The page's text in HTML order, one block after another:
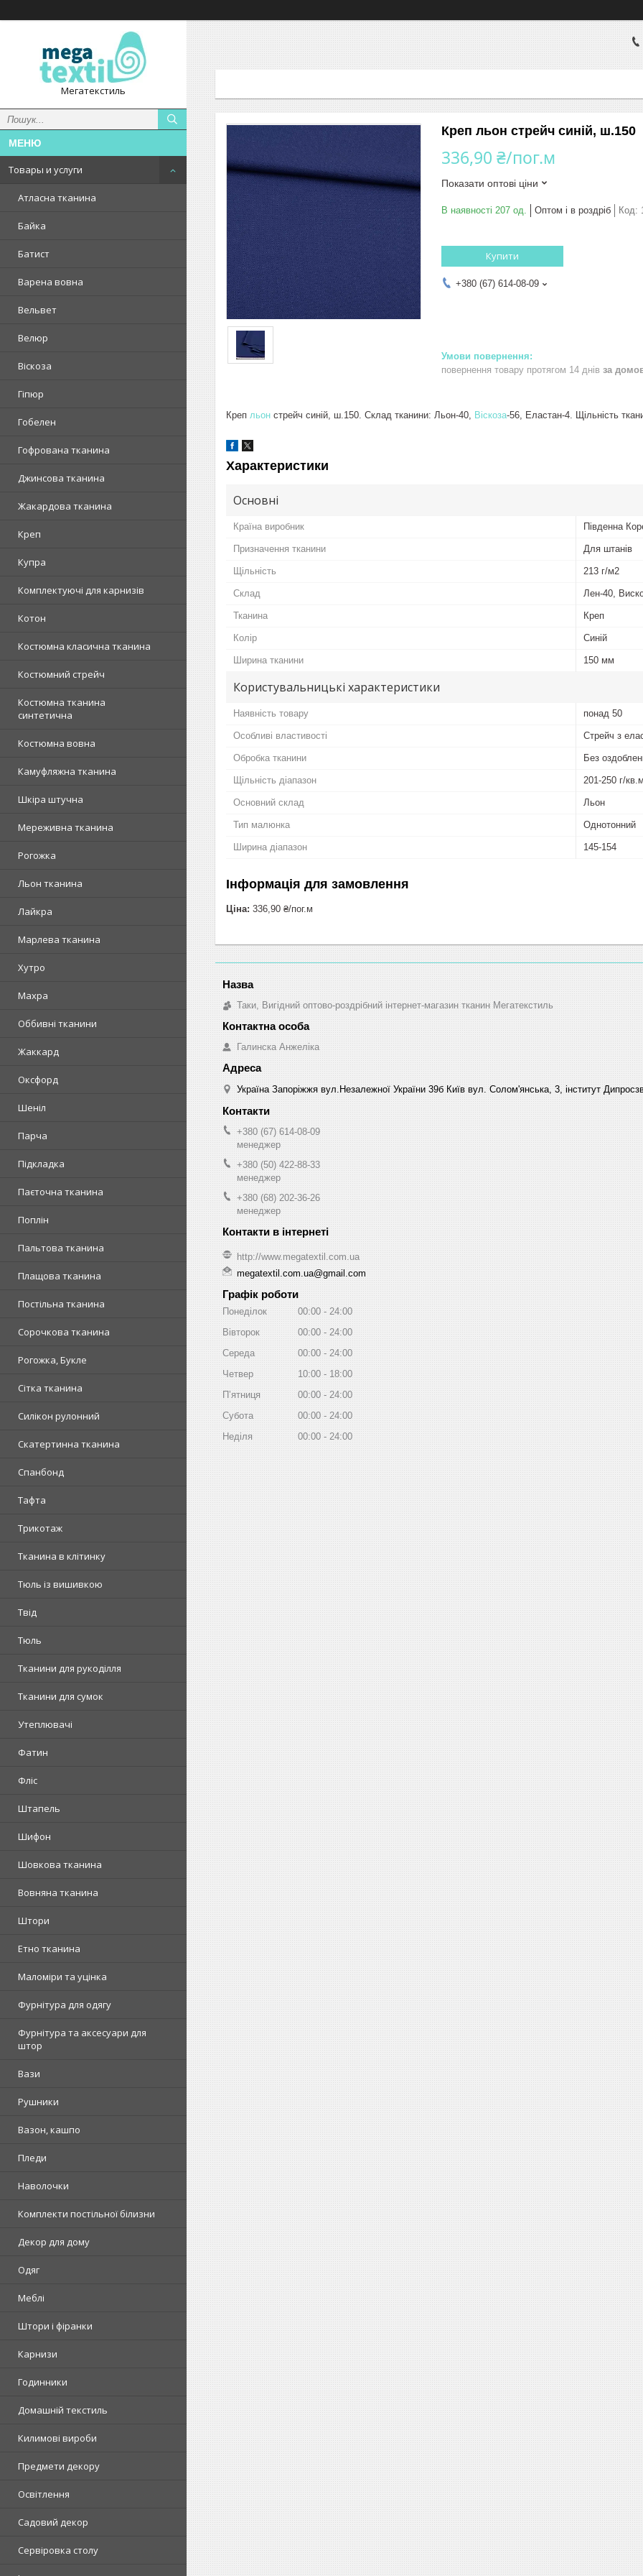
Мегатекстиль
Товары и услуги
Атласна тканина
Байка
Батист
Варена вовна
Вельвет
Велюр
Віскоза
Гіпюр
Гобелен
Гофрована тканина
Джинсова тканина
Жакардова тканина
Креп
Купра
Комплектуючі для карнизів
Котон
Костюмна класична тканина
Костюмний стрейч
Костюмна тканина
синтетична
Костюмна вовна
Камуфляжна тканина
Шкіра штучна
Мереживна тканина
Рогожка
Льон тканина
Лайкра
Марлева тканина
Хутро
Махра
Оббивні тканини
Жаккард
Оксфорд
Шеніл
Парча
Підкладка
Паєточна тканина
Поплін
Пальтова тканина
Плащова тканина
Постільна тканина
Сорочкова тканина
Рогожка, Букле
Сітка тканина
Силікон рулонний
Скатертинна тканина
Спанбонд
Тафта
Трикотаж
Тканина в клітинку
Тюль із вишивкою
Твід
Тюль
Тканини для рукоділля
Тканини для сумок
Утеплювачі
Фатин
Фліс
Штапель
Шифон
Шовкова тканина
Вовняна тканина
Штори
Етно тканина
Маломіри та уцінка
Фурнітура для одягу
Фурнітура та аксесуари для
штор
Вази
Рушники
Вазон, кашпо
Пледи
Наволочки
Комплекти постільної білизни
Декор для дому
Одяг
Меблі
Штори і фіранки
Карнизи
Годинники
Домашній текстиль
Килимові вироби
Предмети декору
Освітлення
Садовий декор
Сервіровка столу
Креп льон стрейч синій, ш.150
336,90 ₴/пог.м
Показати оптові ціни
В наявності 207 од. Оптом і в роздріб Код:
Купити
+380 (67) 614-08-09
повернення товару протягом 14 днів за
Креп льон стрейч синій, ш.150. Склад тканини: Льон-40, Віскоза-56, Еластан-4. Щільність
Характеристики
Основні
Країна виробник Південна
Призначення тканини Для штанів
Щільність 213 г/м2
Склад Лен-40,
Тканина Креп
Колір Синій
Ширина тканини 150 мм
Користувальницькі характеристики
Наявність товару понад 50
Особливі властивості Стрейч з
Обробка тканини Без
Щільність діапазон 201-250 г/кв.м
Основний склад Льон
Тип малюнка Однотонний
Ширина діапазон 145-154
Інформація для замовлення
Ціна: 336,90 ₴/пог.м
Таки, Вигідний оптово-роздрібний інтернет-магазин тканин Мегатекстиль
Галинска Анжеліка
Україна Запоріжжя вул.Незалежної України 39б Київ вул. Солом'янська, 3, інститут
+380 (67) 614-08-09
менеджер
+380 (50) 422-88-33
менеджер
+380 (68) 202-36-26
менеджер
http://www.megatextil.com.ua
megatextil.com.ua@gmail.com
Графік роботи
Понеділок 00:00
24:00
Вівторок
00:00
24:00
Середа
00:00
24:00
Четвер
10:00
18:00
Пʼятниця
00:00
24:00
Субота
00:00
24:00
Неділя
00:00 24:00